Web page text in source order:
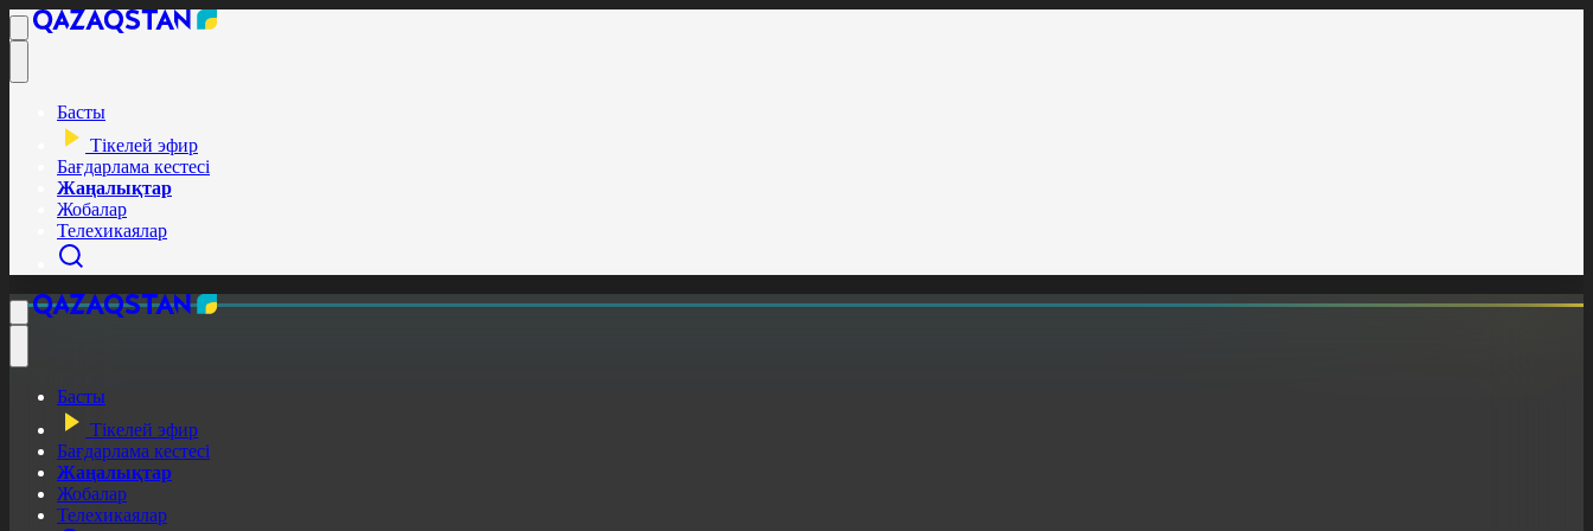
Басты
Тікелей эфир
Бағдарлама кестесі
Жаңалықтар
Жобалар
Телехикаялар
Басты
Тікелей эфир
Бағдарлама кестесі
Жаңалықтар
Жобалар
Телехикаялар